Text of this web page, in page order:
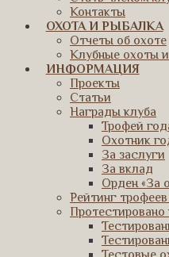
Контакты
ОХОТА И РЫБАЛКА
Отчеты об охоте
Клубные охоты
ИНФОРМАЦИЯ
Проекты
Статьи
Награды клуба
Трофей
Охотник
За заслуги
За вклад
Орден «За
Рейтинг
Протестировано